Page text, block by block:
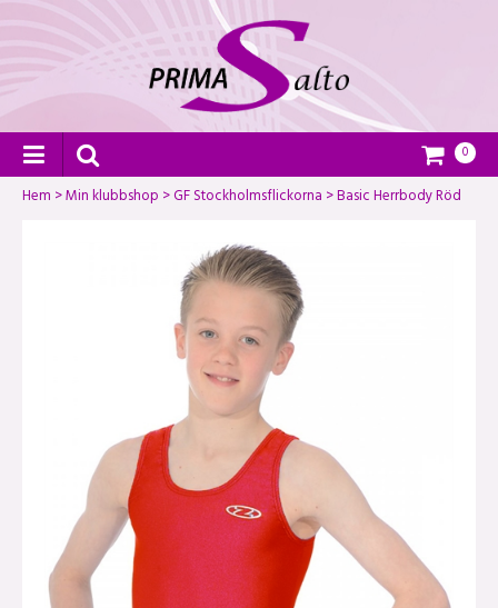
0
Hem >Min klubbshop >GF Stockholmsflickorna >Basic Herrbody Röd